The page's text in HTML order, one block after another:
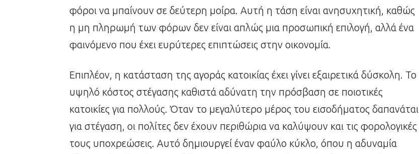
φόροι να μπαίνουν σε δεύτερη μοίρα. Αυτή η τάση είναι ανησυχητική, καθώς
η μη πληρωμή των φόρων δεν είναι απλώς μια προσωπική επιλογή, αλλά ένα
φαινόμενο που έχει ευρύτερες επιπτώσεις στην οικονομία.
Επιπλέον, η κατάσταση της αγοράς κατοικίας έχει γίνει εξαιρετικά δύσκολη. Το
υψηλό κόστος στέγασης καθιστά αδύνατη την πρόσβαση σε ποιοτικές
κατοικίες για πολλούς. Όταν το μεγαλύτερο μέρος του εισοδήματος δαπανάται
για στέγαση, οι πολίτες δεν έχουν περιθώρια να καλύψουν και τις φορολογικές
τους υποχρεώσεις. Αυτό δημιουργεί έναν φαύλο κύκλο, όπου η αδυναμία